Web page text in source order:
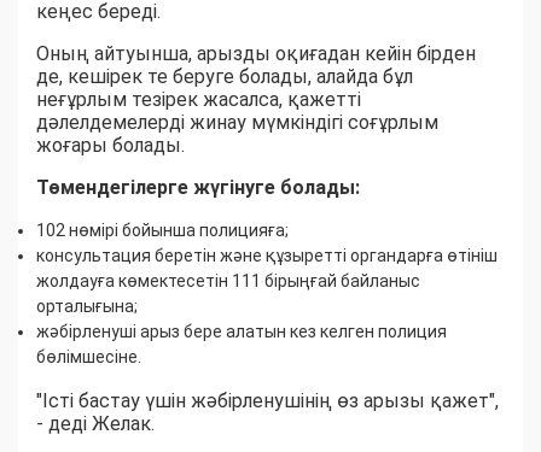
кеңес береді.
Оның айтуынша, арызды оқиғадан кейін бірден
де, кешірек те беруге болады, алайда бұл
неғұрлым тезірек жасалса, қажетті
дәлелдемелерді жинау мүмкіндігі соғұрлым
жоғары болады.
Төмендегілерге жүгінуге болады:
102 нөмірі бойынша полицияға;
консультация беретін және құзыретті органдарға өтініш
жолдауға көмектесетін 111 бірыңғай байланыс
орталығына;
жәбірленуші арыз бере алатын кез келген полиция
бөлімшесіне.
"Істі бастау үшін жәбірленушінің өз арызы қажет",
- деді Желак.